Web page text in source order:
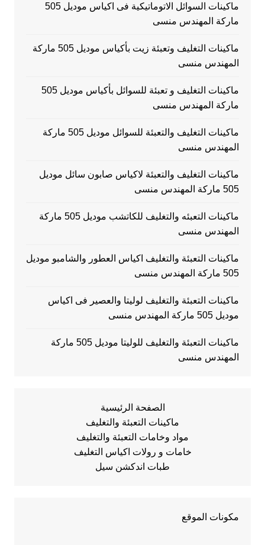
ماكينات السوائل الاتوماتيكية فى اكياس موديل 505
ماركة المهندس منسى
ماكينات التغليف وتعبئة زيت بأكياس موديل 505 ماركة
المهندس منسى
ماكينات التغليف و تعبئة للسوائل بأكياس موديل 505
ماركة المهندس منسى
ماكينات التغليف والتعبئة للسوائل موديل 505 ماركة
المهندس منسى
ماكينات التغليف والتعبئة لاكياس صابون سائل موديل
505 ماركة المهندس منسى
ماكينات التعبئه والتغليف للكاتشب موديل 505 ماركة
المهندس منسى
ماكينات التعبئة والتغليف اكياس العطور والشامبو موديل
505 ماركة المهندس منسى
ماكينات التعبئة والتغليف لوليتا والعصير فى اكياس
موديل 505 ماركة المهندس منسى
ماكينات التعبئة والتغليف للوليتا موديل 505 ماركة
المهندس منسى
الصفحة الرئيسية
ماكينات التعبئة والتغليف
مواد وخامات التعبئة والتغليف
خامات و رولات اكياس التغليف
طبات اندكشن سيل
مكونات الموقع